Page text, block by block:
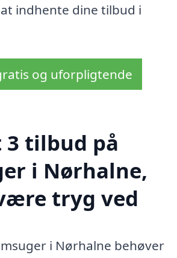
indhente dine tilbud i
og uforpligtende
3 tilbud på
i Nørhalne,
tryg ved
i Nørhalne behøver